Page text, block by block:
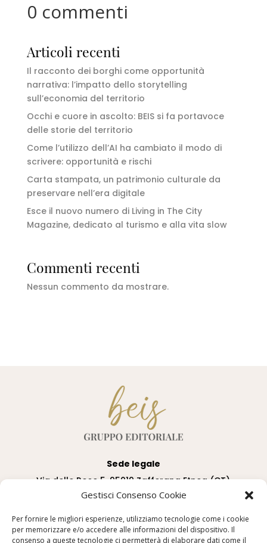
Gestisci Consenso Cookie
Per fornire le migliori esperienze, utilizziamo tecnologie come i cookie
per memorizzare e/o accedere alle informazioni del dispositivo. Il
consenso a queste tecnologie ci permetterà di elaborare dati come il
0 commenti
Articoli recenti
Il racconto dei borghi come opportunità
narrativa: l’impatto dello storytelling
sull’economia del territorio
Occhi e cuore in ascolto: BEIS si fa portavoce
delle storie del territorio
Come l’utilizzo dell’AI ha cambiato il modo di
scrivere: opportunità e rischi
Carta stampata, un patrimonio culturale da
preservare nell’era digitale
Esce il nuovo numero di Living in The City
Magazine, dedicato al turismo e alla vita slow
Commenti recenti
Nessun commento da mostrare.
Sede legale
Via delle Rose 5, 95019 Zafferana Etnea (CT)
Via Alessandro Manzoni sn, c/o Centro Uffici de
“Le Zagare”, 95037 San Giovanni La Punta